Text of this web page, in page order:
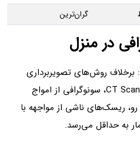
گران‌ترین
در منزل
برخلاف روش‌های تصویربرداری
مبتنی بر پرتوهای ایکس مانند CT Scan، سونوگرافی از امواج
ریسک‌های ناشی از مواجهه با
به حداقل می‌رسد.